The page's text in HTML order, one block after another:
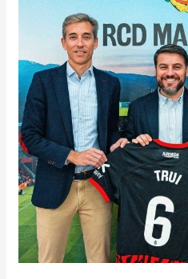
nuevo escenario para grandes
eventos
de
la
mano
deL
GRUP
Trui